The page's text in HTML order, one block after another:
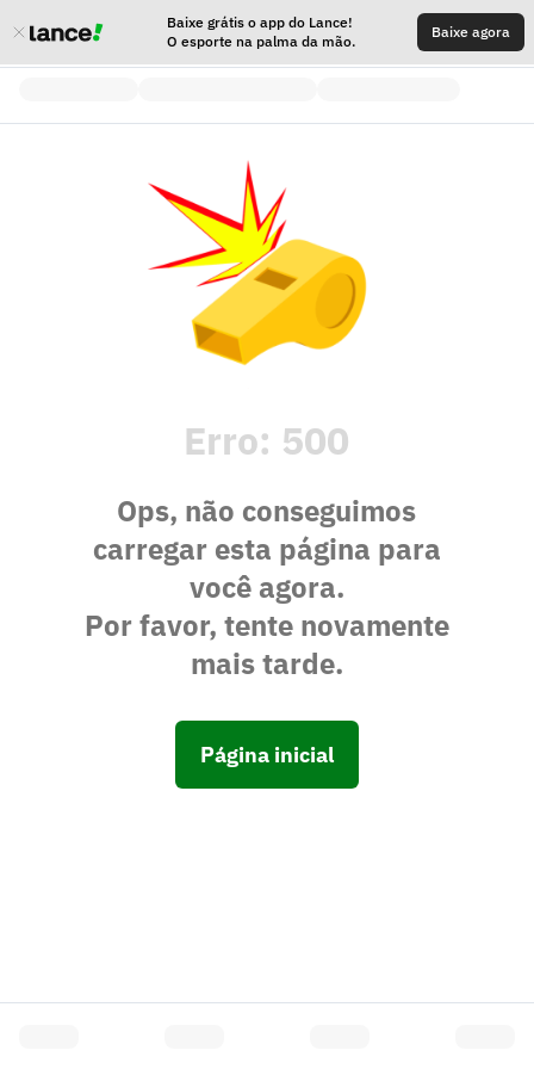
Baixe grátis o app do Lance!
O esporte na palma da mão.
Baixe agora
Erro: 500
Ops, não conseguimos
carregar esta página para
você agora.
Por favor, tente novamente
mais tarde.
Página inicial